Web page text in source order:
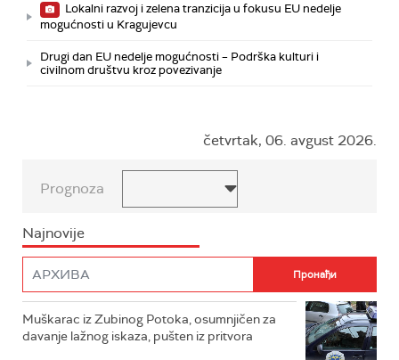
Lokalni razvoj i zelena tranzicija u fokusu EU nedelje
mogućnosti u Kragujevcu
Drugi dan EU nedelje mogućnosti – Podrška kulturi i
civilnom društvu kroz povezivanje
četvrtak, 06. avgust 2026.
Prognoza
Najnovije
Muškarac iz Zubinog Potoka, osumnjičen za
davanje lažnog iskaza, pušten iz pritvora